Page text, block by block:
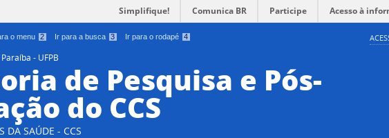
o menu 2 Ir para a busca 3 Ir para o rodapé 4
Simplifique! Comunica BR Participe Acesso à
- UFPB
de Pesquisa e Pós-
do CCS
DA SAÚDE - CCS